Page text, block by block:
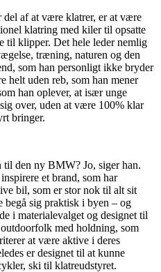
del af at være klatrer, er at være
klatring med kiler til opsatte
til klipper. Det hele leder nemlig
træning, naturen og den
som han personligt ikke bryder
helt uden reb, som han mener
han oplever, at især unge
over, uden at være 100% klar
bringer.
til den ny BMW? Jo, siger han.
et brand, som har
bil, som er stor nok til alt sit
sig praktisk i byen – og
i materialevalget og designet til
med holdning, som
at være aktive i deres
er designet til at kunne
ski til klatreudstyret.